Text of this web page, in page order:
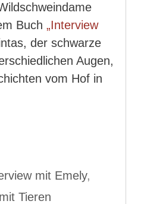
Buch „Interview
der schwarze
Augen,
vom Hof in
mit Emely,
Tieren